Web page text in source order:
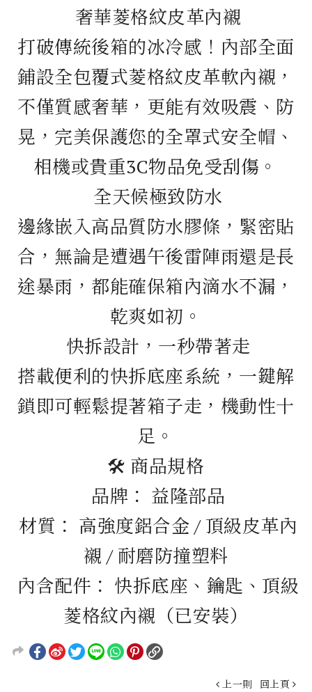
奢華菱格紋皮革內襯
打破傳統後箱的冰冷感！內部全面
鋪設全包覆式菱格紋皮革軟內襯，
不僅質感奢華，更能有效吸震、防
晃，完美保護您的全罩式安全帽、
相機或貴重3C物品免受刮傷。
全天候極致防水
邊緣嵌入高品質防水膠條，緊密貼
合，無論是遭遇午後雷陣雨還是長
途暴雨，都能確保箱內滴水不漏，
乾爽如初。
快拆設計，一秒帶著走
搭載便利的快拆底座系統，一鍵解
鎖即可輕鬆提著箱子走，機動性十
足。
🛠️ 商品規格
品牌： 益隆部品
材質： 高強度鋁合金 / 頂級皮革內
襯 / 耐磨防撞塑料
內含配件： 快拆底座、鑰匙、頂級
菱格紋內襯（已安裝）
上一則 回上頁